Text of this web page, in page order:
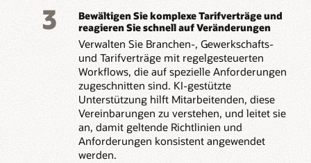
3
Bewältigen Sie komplexe Tarifverträge und
reagieren Sie schnell auf Veränderungen
Verwalten Sie Branchen-, Gewerkschafts-
und Tarifverträge mit regelgesteuerten
Workflows, die auf spezielle Anforderungen
zugeschnitten sind. KI-gestützte
Unterstützung hilft Mitarbeitenden, diese
Vereinbarungen zu verstehen, und leitet sie
an, damit geltende Richtlinien und
Anforderungen konsistent angewendet
werden.